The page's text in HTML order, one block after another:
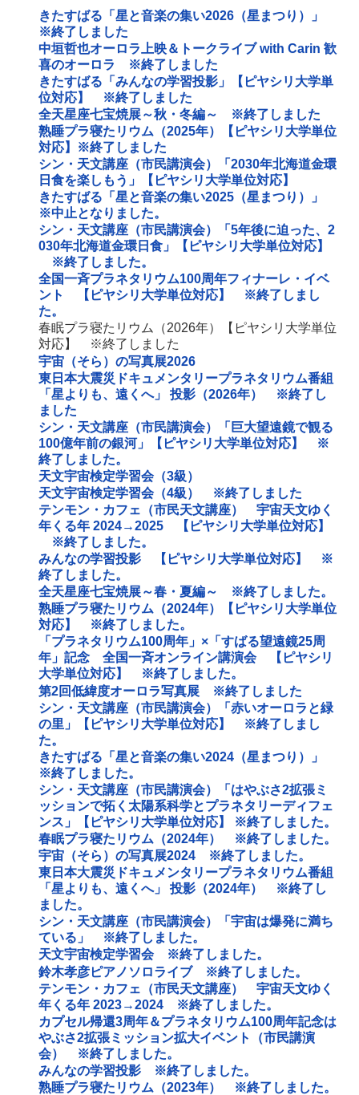
きたすばる「星と音楽の集い2026（星まつり）」
※終了しました
中垣哲也オーロラ上映＆トークライブ with Carin 歓
喜のオーロラ ※終了しました
きたすばる「みんなの学習投影」【ピヤシリ大学単
位対応】 ※終了しました
全天星座七宝焼展～秋・冬編～ ※終了しました
熟睡プラ寝たリウム（2025年）【ピヤシリ大学単位
対応】※終了しました
シン・天文講座（市民講演会）「2030年北海道金環
日食を楽しもう」【ピヤシリ大学単位対応】
きたすばる「星と音楽の集い2025（星まつり）」
※中止となりました。
シン・天文講座（市民講演会）「5年後に迫った、2
030年北海道金環日食」【ピヤシリ大学単位対応】
※終了しました。
全国一斉プラネタリウム100周年フィナーレ・イベ
ント 【ピヤシリ大学単位対応】 ※終了しまし
た。
春眠プラ寝たリウム（2026年）【ピヤシリ大学単位
対応】 ※終了しました
宇宙（そら）の写真展2026
東日本大震災ドキュメンタリープラネタリウム番組
「星よりも、遠くへ」 投影（2026年） ※終了し
ました
シン・天文講座（市民講演会）「巨大望遠鏡で観る
100億年前の銀河」【ピヤシリ大学単位対応】 ※
終了しました。
天文宇宙検定学習会（3級）
天文宇宙検定学習会（4級） ※終了しました
テンモン・カフェ（市民天文講座） 宇宙天文ゆく
年くる年 2024→2025 【ピヤシリ大学単位対応】
※終了しました。
みんなの学習投影 【ピヤシリ大学単位対応】 ※
終了しました。
全天星座七宝焼展～春・夏編～ ※終了しました。
熟睡プラ寝たリウム（2024年）【ピヤシリ大学単位
対応】 ※終了しました。
「プラネタリウム100周年」×「すばる望遠鏡25周
年」記念 全国一斉オンライン講演会 【ピヤシリ
大学単位対応】 ※終了しました。
第2回低緯度オーロラ写真展 ※終了しました
シン・天文講座（市民講演会）「赤いオーロラと緑
の里」【ピヤシリ大学単位対応】 ※終了しまし
た。
きたすばる「星と音楽の集い2024（星まつり）」
※終了しました。
シン・天文講座（市民講演会）「はやぶさ2拡張ミ
ッションで拓く太陽系科学とプラネタリーディフェ
ンス」【ピヤシリ大学単位対応】 ※終了しました。
春眠プラ寝たリウム（2024年） ※終了しました。
宇宙（そら）の写真展2024 ※終了しました。
東日本大震災ドキュメンタリープラネタリウム番組
「星よりも、遠くへ」 投影（2024年） ※終了し
ました。
シン・天文講座（市民講演会）「宇宙は爆発に満ち
ている」 ※終了しました。
天文宇宙検定学習会 ※終了しました。
鈴木孝彦ピアノソロライブ ※終了しました。
テンモン・カフェ（市民天文講座） 宇宙天文ゆく
年くる年 2023→2024 ※終了しました。
カプセル帰還3周年＆プラネタリウム100周年記念は
やぶさ2拡張ミッション拡大イベント（市民講演
会） ※終了しました。
みんなの学習投影 ※終了しました。
熟睡プラ寝たリウム（2023年） ※終了しました。